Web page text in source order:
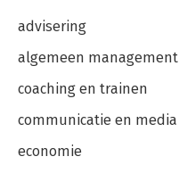
advisering
algemeen management
coaching en trainen
communicatie en media
economie